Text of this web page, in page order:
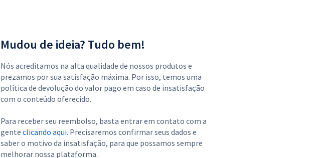
Mudou de ideia? Tudo bem!
Nós acreditamos na alta qualidade de nossos produtos e
prezamos por sua satisfação máxima. Por isso, temos uma
política de devolução do valor pago em caso de insatisfação
com o conteúdo oferecido.
Para receber seu reembolso, basta entrar em contato com a
gente clicando aqui. Precisaremos confirmar seus dados e
saber o motivo da insatisfação, para que possamos sempre
melhorar nossa plataforma.